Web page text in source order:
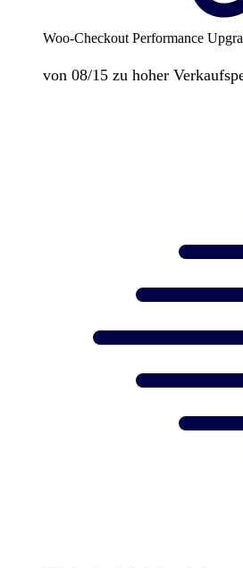
Woo-Checkout Performance
von 08/15 zu hoher